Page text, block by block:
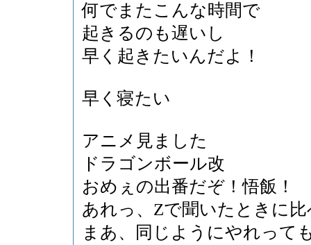
何でまたこんな時間で
起きるのも遅いし
早く起きたいんだよ！
早く寝たい
アニメ見ました
ドラゴンボール改
おめぇの出番だぞ！悟飯！
あれっ、Zで聞いたときに
まあ、同じようにやれって